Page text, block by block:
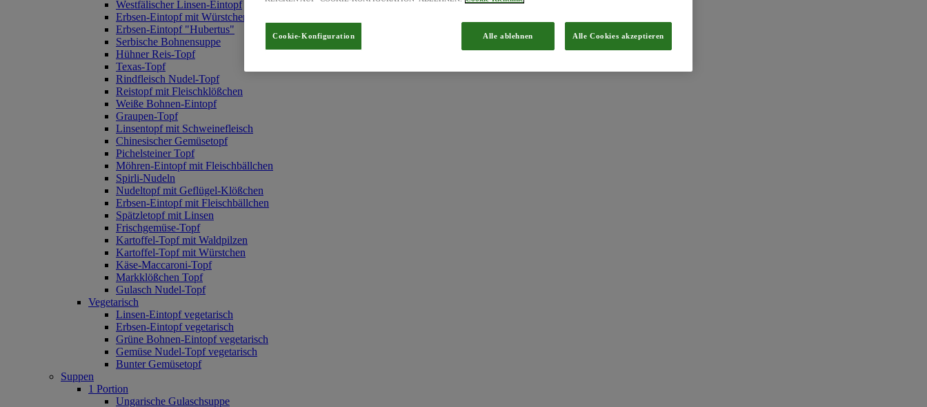
Westfälischer Linsen-Eintopf
Erbsen-Eintopf mit Würstchen
Erbsen-Eintopf "Hubertus"
Serbische Bohnensuppe
Hühner Reis-Topf
Texas-Topf
Rindfleisch Nudel-Topf
Reistopf mit Fleischklößchen
Weiße Bohnen-Eintopf
Graupen-Topf
Linsentopf mit Schweinefleisch
Chinesischer Gemüsetopf
Pichelsteiner Topf
Möhren-Eintopf mit Fleischbällchen
Spirli-Nudeln
Nudeltopf mit Geflügel-Klößchen
Erbsen-Eintopf mit Fleischbällchen
Spätzletopf mit Linsen
Frischgemüse-Topf
Kartoffel-Topf mit Waldpilzen
Kartoffel-Topf mit Würstchen
Käse-Maccaroni-Topf
Markklößchen Topf
Gulasch Nudel-Topf
Vegetarisch
Linsen-Eintopf vegetarisch
Erbsen-Eintopf vegetarisch
Grüne Bohnen-Eintopf vegetarisch
Gemüse Nudel-Topf vegetarisch
Bunter Gemüsetopf
Suppen
1 Portion
Ungarische Gulaschsuppe
Alle ablehnen Alle Cookies akzeptieren
Cookie-Konfiguration